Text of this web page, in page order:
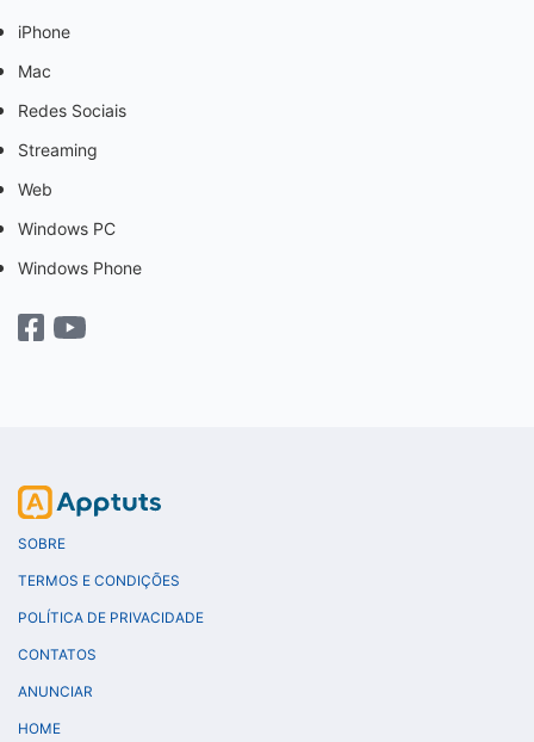
iPhone
Mac
Redes Sociais
Streaming
Web
Windows PC
Windows Phone
SOBRE
TERMOS E CONDIÇÕES
POLÍTICA DE PRIVACIDADE
CONTATOS
ANUNCIAR
HOME